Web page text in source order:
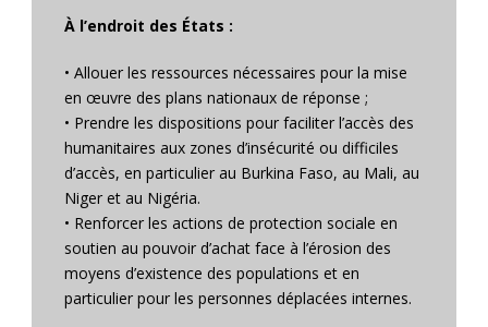
À l’endroit des États :
• Allouer les ressources nécessaires pour la mise
en œuvre des plans nationaux de réponse ;
• Prendre les dispositions pour faciliter l’accès des
humanitaires aux zones d’insécurité ou difficiles
d’accès, en particulier au Burkina Faso, au Mali, au
Niger et au Nigéria.
• Renforcer les actions de protection sociale en
soutien au pouvoir d’achat face à l’érosion des
moyens d’existence des populations et en
particulier pour les personnes déplacées internes.